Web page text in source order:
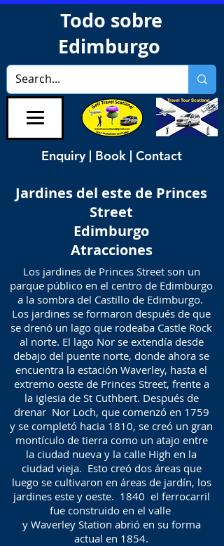
Todo sobre
Edimburgo
Enquiry | Book | Contact
Jardines del este de Princes
Street
Edimburgo
Atracciones
Los jardines de Princes Street son un
parque público en el centro de Edimburgo
a la sombra del Castillo de Edimburgo.
Los jardines se formaron después de que
se drenó un lago que rodeaba Castle Rock
al norte. El lago Nor se extendía desde
debajo del puente norte, donde ahora se
encuentra la estación Waverley, hasta el
extremo oeste de Princes Street, frente a
la iglesia de St Cuthbert. Después de
drenar Nor Loch, que comenzó en 1759
y se completó hacia 1810, se creó un gran
montículo de tierra como un atajo entre
la ciudad nueva y la calle High en la
ciudad vieja. Esto creó dos áreas que
luego se cultivaron en áreas de jardín, los
jardines este y oeste. 1840 el ferrocarril
fue construido en el valle
y Waverley Station abrió en su forma
actual en 1854.